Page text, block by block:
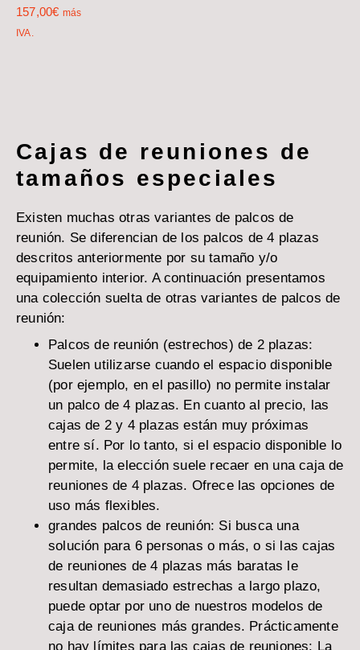
157,00€ más
IVA.
Cajas de reuniones de
tamaños especiales
Existen muchas otras variantes de palcos de
reunión. Se diferencian de los palcos de 4 plazas
descritos anteriormente por su tamaño y/o
equipamiento interior. A continuación presentamos
una colección suelta de otras variantes de palcos de
reunión:
Palcos de reunión (estrechos) de 2 plazas:
Suelen utilizarse cuando el espacio disponible
(por ejemplo, en el pasillo) no permite instalar
un palco de 4 plazas. En cuanto al precio, las
cajas de 2 y 4 plazas están muy próximas
entre sí. Por lo tanto, si el espacio disponible lo
permite, la elección suele recaer en una caja de
reuniones de 4 plazas. Ofrece las opciones de
uso más flexibles.
grandes palcos de reunión: Si busca una
solución para 6 personas o más, o si las cajas
de reuniones de 4 plazas más baratas le
resultan demasiado estrechas a largo plazo,
puede optar por uno de nuestros modelos de
caja de reuniones más grandes. Prácticamente
no hay límites para las cajas de reuniones: La